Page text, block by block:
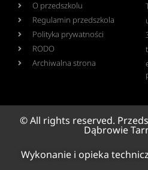
O przedszkolu
Regulamin przedszkola
Polityka prywatności
RODO
Archiwalna strona
© All rights reserved.
Dąbrowie
Wykonanie i opieka